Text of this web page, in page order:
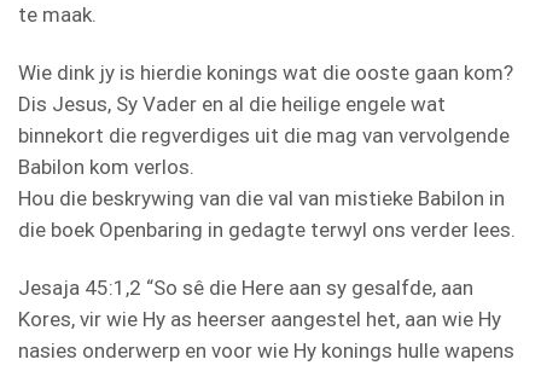
te maak.
Wie dink jy is hierdie konings wat die ooste gaan kom?
Dis Jesus, Sy Vader en al die heilige engele wat
binnekort die regverdiges uit die mag van vervolgende
Babilon kom verlos.
Hou die beskrywing van die val van mistieke Babilon in
die boek Openbaring in gedagte terwyl ons verder lees.
Jesaja 45:1,2 “So sê die Here aan sy gesalfde, aan
Kores, vir wie Hy as heerser aangestel het, aan wie Hy
nasies onderwerp en voor wie Hy konings hulle wapens